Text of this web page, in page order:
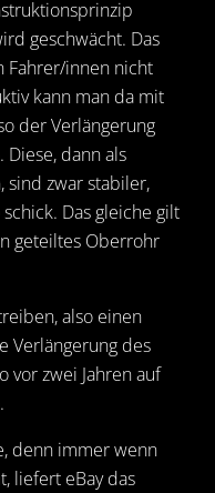
geschwächt. Das
Fahrer/innen nicht
kann man da mit
der Verlängerung
dann als
sind zwar stabiler,
Das gleiche gilt
geteiltes Oberrohr
also einen
Verlängerung des
vor zwei Jahren auf
denn immer wenn
liefert eBay das